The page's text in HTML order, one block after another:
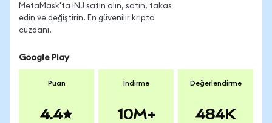
MetaMask'ta INJ satın alın, satın, takas
edin ve değiştirin. En güvenilir kripto
cüzdanı.
Google Play
Puan
4.4
İndirme
10M+
Değerlendirme
484K